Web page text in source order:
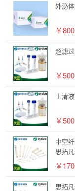
外泌
￥800
超滤
￥500
上清
￥500
中空
思拓
￥
思拓